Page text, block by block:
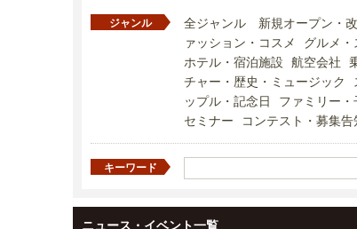
ジャンル 全ジャンル 新規オープン・
ァッション・コスメ グルメ
ホテル・宿泊施設 航空会社
チャー・歴史・ミュージック
ップル・記念日 ファミリー
セミナー コンテスト・募集告
キーワード
ニュース・イベント一覧